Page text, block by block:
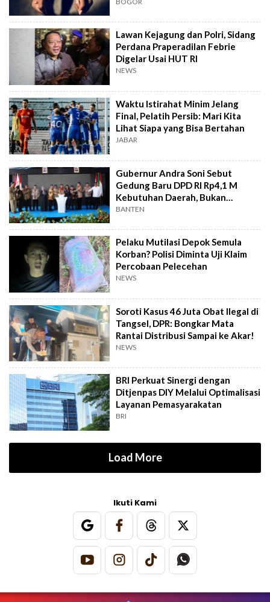
Lawan Kejagung dan Polri, Sidang
Perdana Praperadilan Febrie
Digelar Usai HUT RI
NEWS
Waktu Istirahat Minim Jelang
Final, Pelatih Persib: Mari Kita
Lihat Siapa yang Bisa Bertahan
JABAR
Gubernur Andra Soni Sebut
Gedung Baru DPD RI Rp4,1 M
Kebutuhan Daerah, Bukan
Senator
BANTEN
Pelaku Mutilasi Depok Semula
Korban? Polisi Diminta Uji Klaim
Percobaan Pelecehan
NEWS
Soroti Kasus 46 Juta Obat Ilegal di
Tangsel, DPR: Bongkar Mata
Rantai Distribusi Sampai ke Akar!
NEWS
BRI Perkuat Sinergi dengan
Ditjenpas DIY Melalui Optimalisasi
Layanan Pemasyarakatan
BRI
Load More
Ikuti Kami